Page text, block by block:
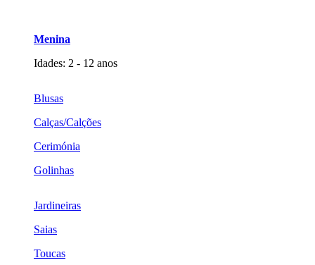
Menina
Idades: 2 - 12 anos
Blusas
Calças/Calções
Cerimónia
Golinhas
Jardineiras
Saias
Toucas